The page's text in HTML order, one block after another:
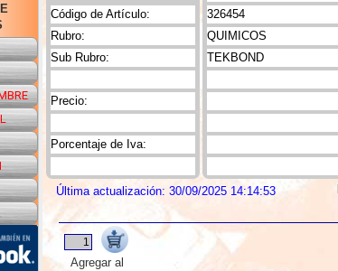
Código de Artículo:
Rubro:
Sub Rubro:
Precio:
Porcentaje de Iva:
326454
QUIMICOS
TEKBOND
Última actualización: 30/09/2025 14:14:53
Agregar al